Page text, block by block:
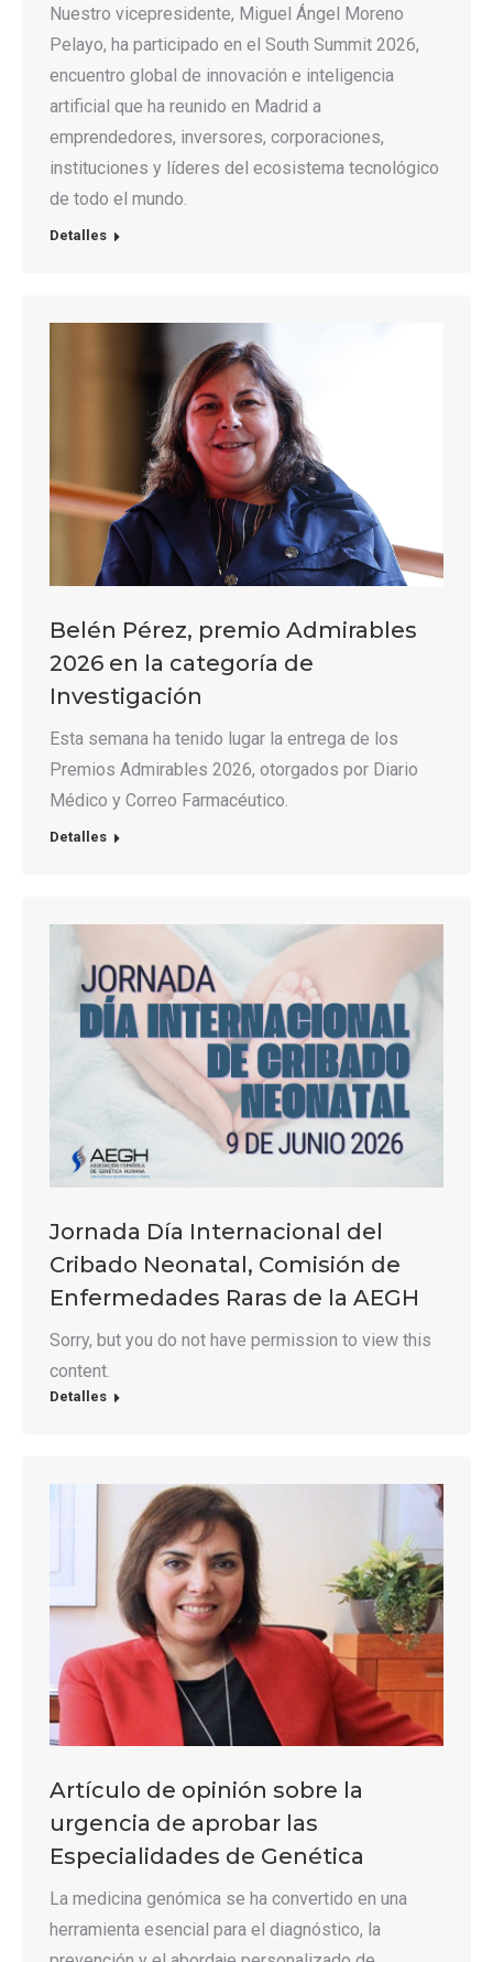
Nuestro vicepresidente, Miguel Ángel Moreno
Pelayo, ha participado en el South Summit 2026,
encuentro global de innovación e inteligencia
artificial que ha reunido en Madrid a
emprendedores, inversores, corporaciones,
instituciones y líderes del ecosistema tecnológico
de todo el mundo.
Detalles
Belén Pérez, premio Admirables
2026 en la categoría de
Investigación
Esta semana ha tenido lugar la entrega de los
Premios Admirables 2026, otorgados por Diario
Médico y Correo Farmacéutico.
Detalles
Jornada Día Internacional del
Cribado Neonatal, Comisión de
Enfermedades Raras de la AEGH
Sorry, but you do not have permission to view this
content.
Detalles
Artículo de opinión sobre la
urgencia de aprobar las
Especialidades de Genética
La medicina genómica se ha convertido en una
herramienta esencial para el diagnóstico, la